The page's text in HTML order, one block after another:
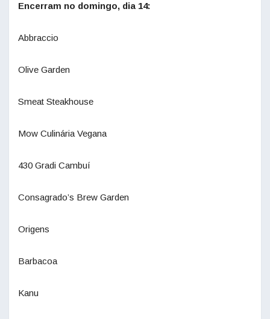
Encerram no domingo, dia 14:
Abbraccio
Olive Garden
Smeat Steakhouse
Mow Culinária Vegana
430 Gradi Cambuí
Consagrado’s Brew Garden
Origens
Barbacoa
Kanu